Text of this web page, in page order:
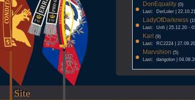
• DonEquality(0)
Last: DerLoler |
• LadyOfDarkness
Last: Unfi | 25.12.20 -
• Karl (9)
Last: RC2224 |
• Marvshion (5)
Last: dangolon |
Site